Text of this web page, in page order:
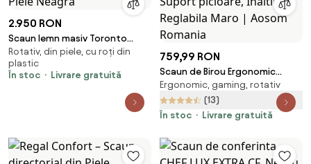
2.950 RON
Scaun lemn masiv Toronto
Model T3 Coniac - Piele Neagră
Rotativ, din piele, cu roți din
plastic
În stoc
Livrare gratuită
759,99 RON
Scaun de Birou Ergonomic
Vinsetto, Suport picioare,
Inaltime Reglabila Maro | Aosom
Romania
Ergonomic, gaming, rotativ
(13)
În stoc
Livrare gratuită